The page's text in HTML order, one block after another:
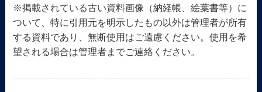
※掲載されている古い資料画像（納経帳、絵葉書等）に
ついて、特に引用元を明示したもの以外は管理者が所有
する資料であり、無断使用はご遠慮ください。使用を希
望される場合は管理者までご連絡ください。